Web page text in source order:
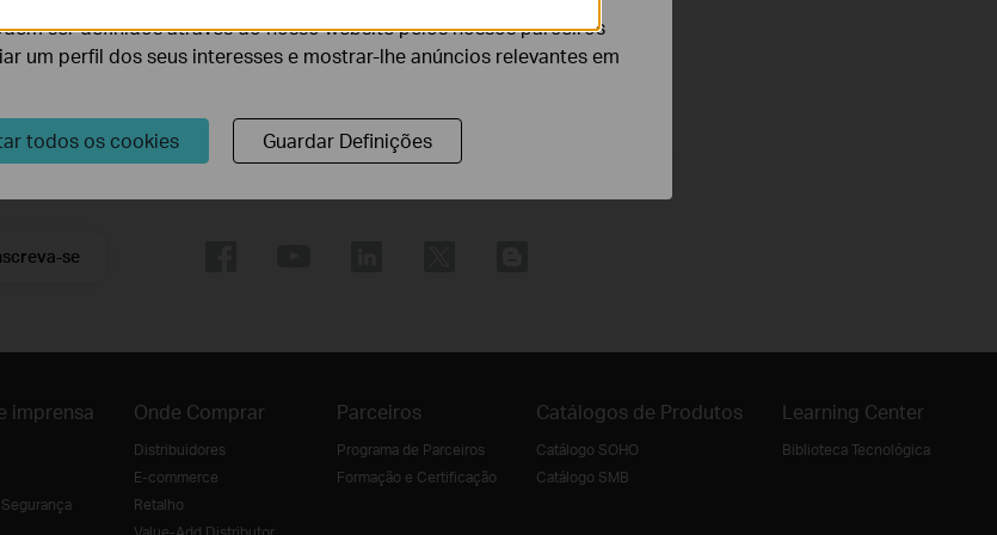
se
imprensa Onde Comprar
Distribuidores
E-commerce
Retalho
Parceiros
Programa de Parceiros
Formação e Certificação
Catálogos de Produtos
Catálogo SOHO
Catálogo SMB
Learning Center
Biblioteca Tecnológica
ser definidos através do nosso website pelos nossos parceiros
um perfil dos seus interesses e mostrar-lhe anúncios relevantes em
todos os cookies Guardar Definições